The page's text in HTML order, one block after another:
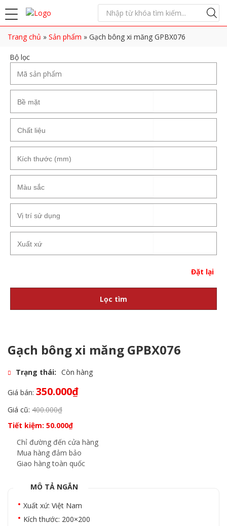
Trang chủ » Sản phẩm » Gạch bông xi măng GPBX076
Bộ lọc
Đặt lại
Lọc tìm
Gạch bông xi măng GPBX076
Trạng thái: Còn hàng
Giá bán: 350.000₫
Giá cũ: 400.000₫
Tiết kiệm: 50.000₫
Chỉ đường đến cửa hàng
Mua hàng đảm bảo
Giao hàng toàn quốc
MÔ TẢ NGẮN
Xuất xứ: Việt Nam
Kích thước: 200×200